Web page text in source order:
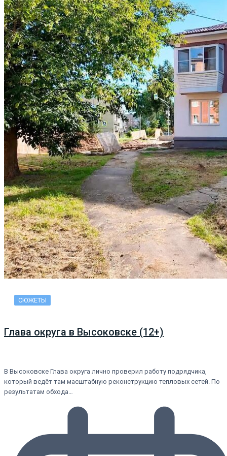
СЮЖЕТЫ
Глава округа в Высоковске (12+)
В Высоковске Глава округа лично проверил работу подрядчика,
который ведёт там масштабную реконструкцию тепловых сетей. По
результатам обхода…